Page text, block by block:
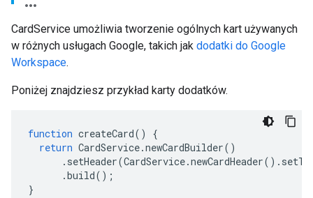
CardService umożliwia tworzenie ogólnych kart używanych
w różnych usługach Google, takich jak dodatki do Google
Workspace.
Poniżej znajdziesz przykład karty dodatków.
function createCard()
{
return CardService.newCardBuilder()
. setHeader(CardService.newCardHeader().
.build();
}